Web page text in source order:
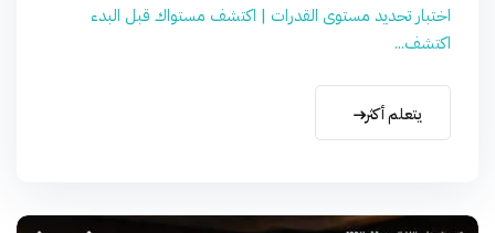
اختبار تحديد مستوى القدرات | اكتشف مستواك قبل البدء
اكتشف...
يتعلم أكثر